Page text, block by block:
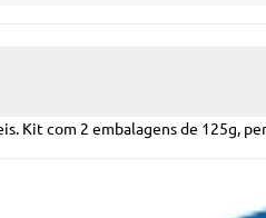
Kit com 2 embalagens de 125g,